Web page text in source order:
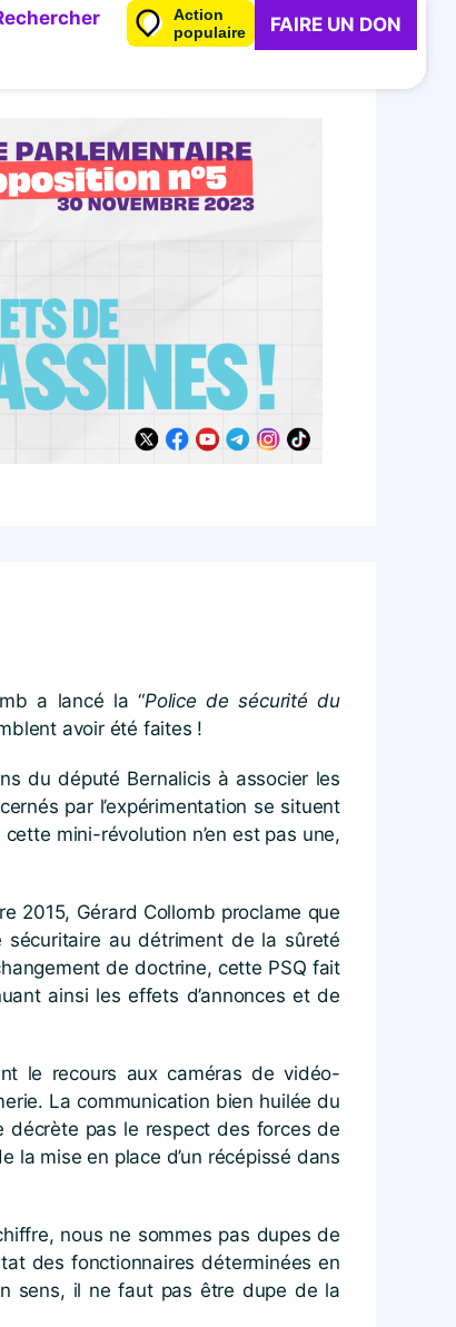
Action
populaire
FAIRE UN DON
a lancé la “Police de sécurité du
avoir été faites !
du député Bernalicis à associer les
par l’expérimentation se situent
mini-révolution n’en est pas une,
2015, Gérard Collomb proclame que
au détriment de la sûreté
de doctrine, cette PSQ fait
ainsi les effets d’annonces et de
le recours aux caméras de vidéo-
La communication bien huilée du
décrète pas le respect des forces de
la mise en place d’un récépissé dans
nous ne sommes pas dupes de
des fonctionnaires déterminées en
sens, il ne faut pas être dupe de la